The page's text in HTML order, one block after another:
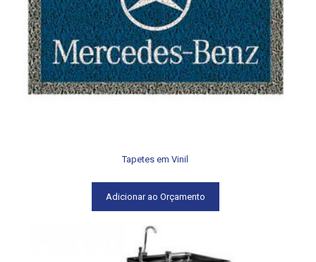
Tapetes em Vinil
Adicionar ao Orçamento